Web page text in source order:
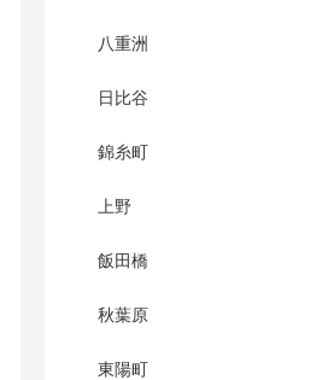
八重洲
日比谷
錦糸町
上野
飯田橋
秋葉原
東陽町